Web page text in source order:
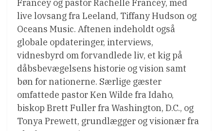
Francey og pastor Rachelle Francey, med
live lovsang fra Leeland, Tiffany Hudson og
Oceans Music. Aftenen indeholdt også
globale opdateringer, interviews,
vidnesbyrd om forvandlede liv, et kig på
dåbsbevægelsens historie og vision samt
bøn for nationerne. Særlige gæster
omfattede pastor Ken Wilde fra Idaho,
biskop Brett Fuller fra Washington, D.C., og
Tonya Prewett, grundlægger og visionær fra